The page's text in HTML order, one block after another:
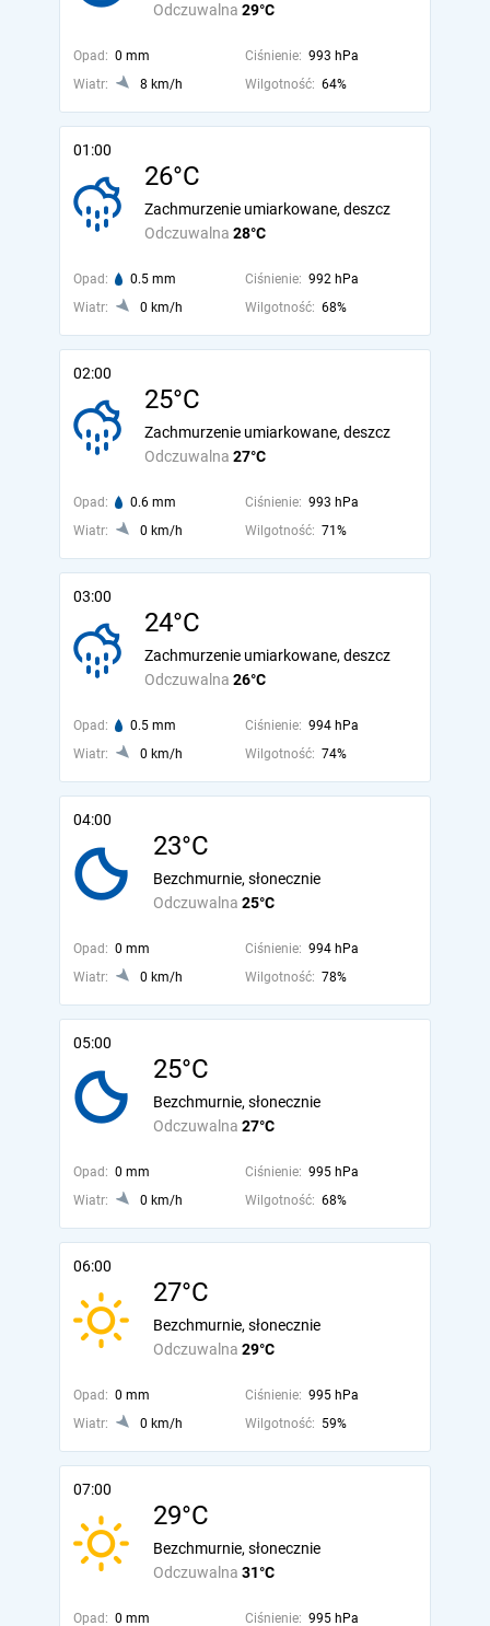
Odczuwalna 29°C
Opad: 0 mm Ciśnienie: 993 hPa
Wiatr:
8 km/h Wilgotność: 64%
01:00
26°C
Odczuwalna 28°C
Zachmurzenie umiarkowane, deszcz
Opad: 0.5 mm Ciśnienie: 992 hPa
Wiatr:
0 km/h Wilgotność: 68%
02:00
25°C
Odczuwalna 27°C
Zachmurzenie umiarkowane, deszcz
Opad: 0.6 mm Ciśnienie: 993 hPa
Wiatr:
0 km/h Wilgotność: 71%
03:00
24°C
Odczuwalna 26°C
Zachmurzenie umiarkowane, deszcz
Opad: 0.5 mm Ciśnienie: 994 hPa
Wiatr:
0 km/h Wilgotność: 74%
04:00
23°C
Odczuwalna 25°C
Bezchmurnie, słonecznie
Opad: 0 mm Ciśnienie: 994 hPa
Wiatr:
0 km/h Wilgotność: 78%
05:00
25°C
Odczuwalna 27°C
Bezchmurnie, słonecznie
Opad: 0 mm Ciśnienie: 995 hPa
Wiatr:
0 km/h Wilgotność: 68%
06:00
27°C
Odczuwalna 29°C
Bezchmurnie, słonecznie
Opad: 0 mm Ciśnienie: 995 hPa
Wiatr:
0 km/h Wilgotność: 59%
07:00
29°C
Odczuwalna 31°C
Bezchmurnie, słonecznie
Opad: 0 mm Ciśnienie: 995 hPa